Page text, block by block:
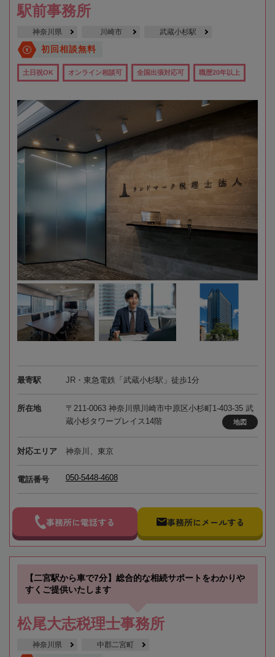
駅前事務所
神奈川県 川崎市 武蔵小杉駅
初回相談無料
土日祝OK オンライン相談可 全国出張対応可 職歴20年以上
最寄駅 JR・東急電鉄「武蔵小杉駅」徒歩1分
所在地
〒211-0063 神奈川県川崎市中原区小杉町1-403-35 武
蔵小杉タワープレイス14階
地図
対応エリア 神奈川、東京
電話番号 050-5448-4608
事務所に電話する 事務所にメールする
【二宮駅から車で7分】総合的な相続サポートをわかりや
すくご提供いたします
松尾大志税理士事務所
神奈川県 中郡二宮町